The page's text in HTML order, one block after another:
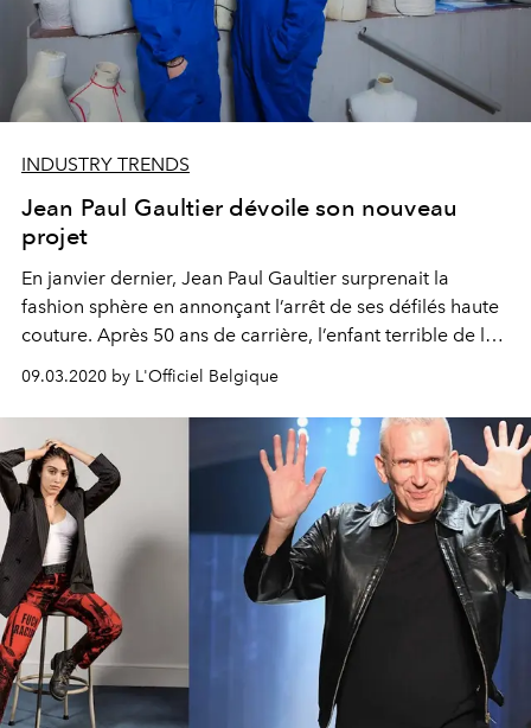
INDUSTRY TRENDS
Jean Paul Gaultier dévoile son nouveau
projet
En janvier dernier, Jean Paul Gaultier surprenait la
fashion sphère en annonçant l’arrêt de ses défilés haute
couture. Après 50 ans de carrière, l’enfant terrible de la
mode tirait sa révérence… mais pas pour longtemps.
Deux mois plus tard, on en sait plus sur son projet, et il
s’annonce fabuleux.
09.03.2020 by L'Officiel Belgique